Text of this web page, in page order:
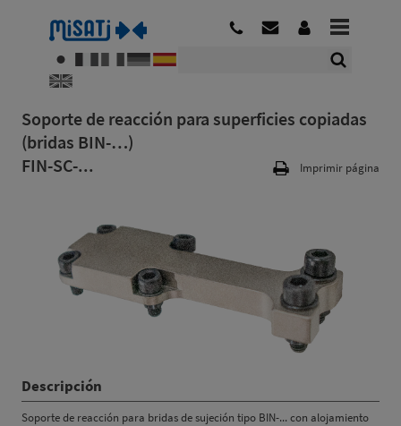
Soporte de reacción para superficies copiadas
(bridas BIN-…)
FIN-SC-...
Imprimir página
Descripción
Soporte de reacción para bridas de sujeción tipo BIN-... con alojamiento